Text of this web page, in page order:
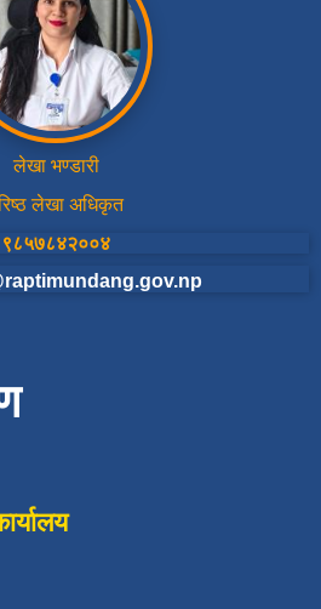
लेखा भण्डारी
लेखा अधिकृत
९८५७८४२००४